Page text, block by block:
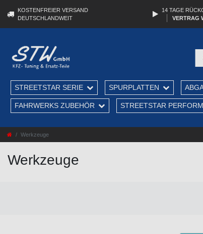
KOSTENFREIER VERSAND
DEUTSCHLANDWEIT
14 TAGE
VERTRAG
STREETSTAR SERIE SPURPLATTEN
FAHRWERKS ZUBEHÖR STREETSTAR
Werkzeuge
Werkzeuge